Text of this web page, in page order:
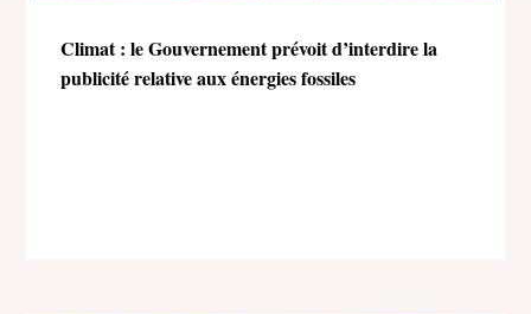
Climat : le Gouvernement prévoit d’interdire la
publicité relative aux énergies fossiles